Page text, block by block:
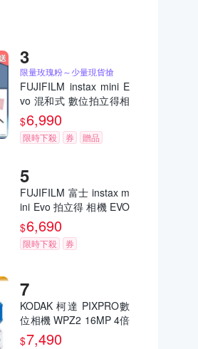
限量玫瑰粉～少量現貨搶
FUJIFILM instax mini E
vo 混和式 數位拍立得相
機 公司貨 EVO 玫瑰粉
$6,990
限時下殺 券 贈品
FUJIFILM 富士 instax m
ini Evo 拍立得 相機 EVO
公司貨
$6,690
限時下殺 券
KODAK 柯達 PIXPRO數
位相機 WPZ2 16MP 4倍
光學變焦 防水數位相機
$7,490